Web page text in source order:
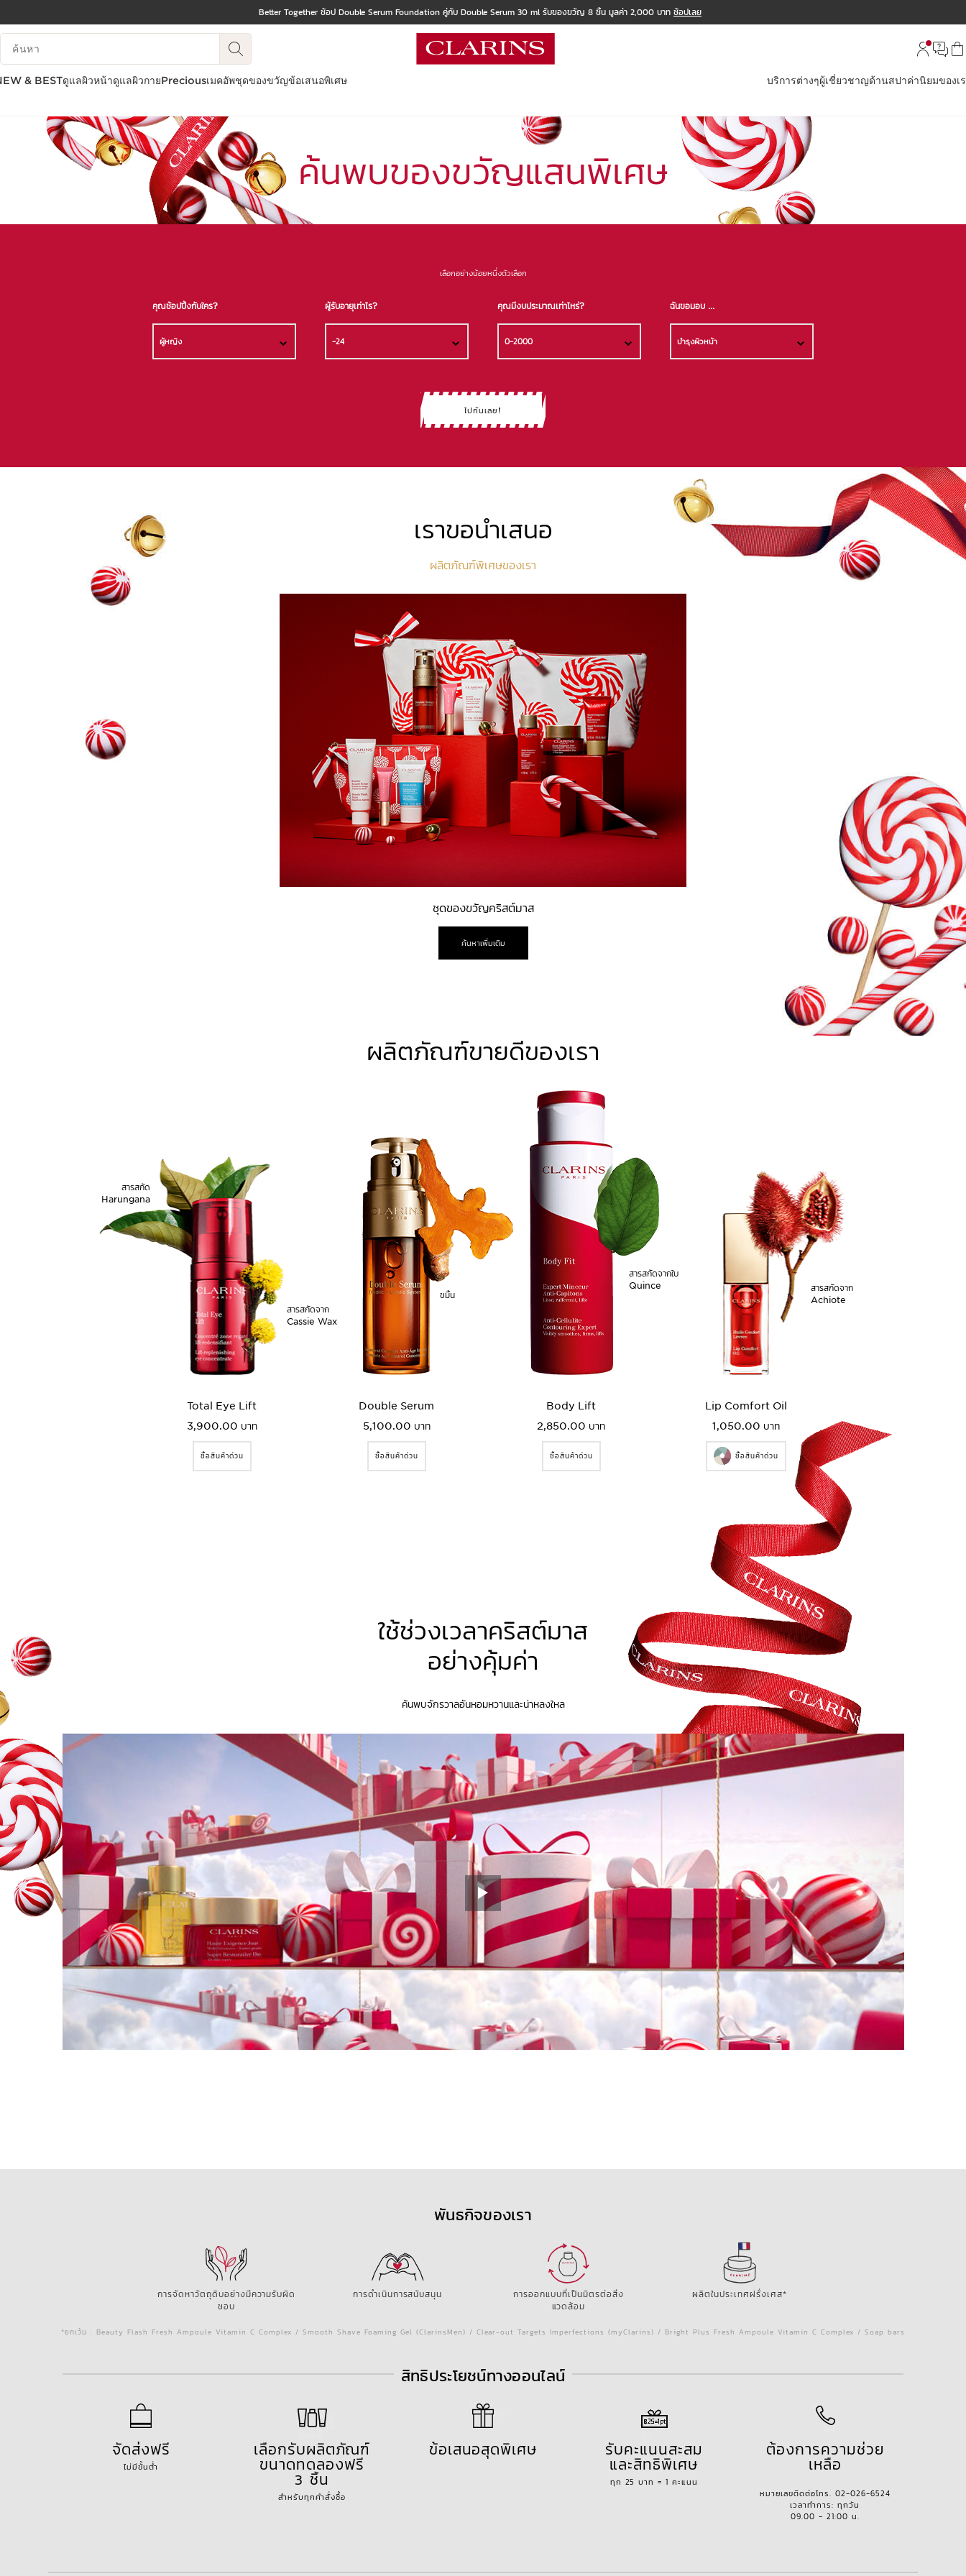
ข้ามไปยังเนื้อหา
Better Together ช้อป Double Serum Foundation คู่กับ Double Serum 30 ml รับของขวัญ 8 ชิ้น มูลค่า 2,000 บาท ช้อปเลย
บันทึกข้อมูลค้นหา
& BESTดูแลผิวหน้าดูแลผิวกายPreciousเมคอัพชุดของขวัญข้อเสนอพิเศษ บริการต่างๆผู้เชี่ยวชาญด้านสปาค่านิยมของเ
ค้นพบของขวัญแสนพิเศษ
เลือกอย่างน้อยหนึ่งตัวเลือก
คุณช้อปปิ้งกับใคร?
ผู้หญิง
ผู้รับอายุเท่าไร?
-24
คุณมีงบประมาณเท่าไหร่?
0-2000
ฉันขอมอบ ...
บำรุงผิวหน้า
ไปกันเลย!
เราขอนำเสนอ
ผลิตภัณฑ์พิเศษของเรา
ชุดของขวัญคริสต์มาส
ค้นหาเพิ่มเติม
ผลิตภัณฑ์ขายดีของเรา
สารสกัด
Harungana
สารสกัดจาก
Cassie Wax
Total Eye Lift
3,900.00 บาท
ซื้อสินค้าด่วน
ขมิ้น
Double Serum
5,100.00 บาท
ซื้อสินค้าด่วน
สารสกัดจากใบ
Quince
Body Lift
2,850.00 บาท
ซื้อสินค้าด่วน
สารสกัดจาก
Achiote
Lip Comfort Oil
1,050.00 บาท
ซื้อสินค้าด่วน
ใช้ช่วงเวลาคริสต์มาส
อย่างคุ้มค่า
ค้นพบจักรวาลอันหอมหวานและน่าหลงใหล
พันธกิจของเรา
การจัดหาวัตถุดิบอย่างมีความรับผิด
ชอบ
การดำเนินการสนับสนุน
การออกแบบที่เป็นมิตรต่อสิ่ง
แวดล้อม
ผลิตในประเทศฝรั่งเศส*
*ยกเว้น : Beauty Flash Fresh Ampoule Vitamin C Complex / Smooth Shave Foaming Gel (ClarinsMen) / Clear-out Targets Imperfections (myClarins) / Bright Plus Fresh Ampoule Vitamin C Complex / Soap bars
สิทธิประโยชน์ทางออนไลน์
จัดส่งฟรี
ไม่มีขั้นต่ำ
เลือกรับผลิตภัณฑ์
ขนาดทดลองฟรี
3 ชิ้น
สำหรับทุกคำสั่งซื้อ
ข้อเสนอสุดพิเศษ รับคะแนนสะสม
และสิทธิพิเศษ
ทุก 25 บาท = 1 คะแนน
ต้องการความช่วย
เหลือ
หมายเลขติดต่อโทร. 02-026-6524
เวลาทำการ: ทุกวัน
09.00 - 21:00 น.